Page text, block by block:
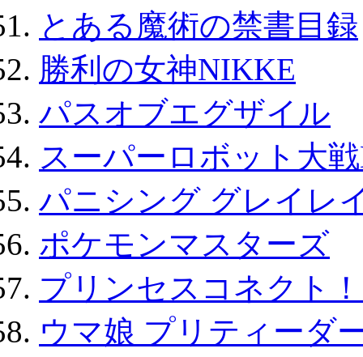
とある魔術の禁書目録
勝利の女神NIKKE
パスオブエグザイル
スーパーロボット大
パニシング グレイレ
ポケモンマスターズ
プリンセスコネクト
ウマ娘 プリティーダ